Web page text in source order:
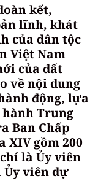
kết,
lĩnh, khát
của dân tộc
Việt Nam
của đất
về nội dung
động, lựa
hành Trung
Ban Chấp
XIV gồm 200
là Ủy viên
Ủy viên dự